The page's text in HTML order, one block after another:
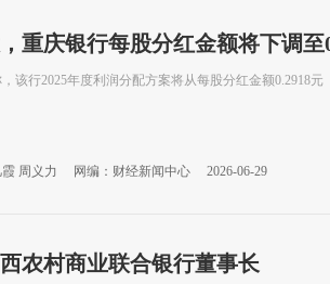
重庆银行每股分红金额将下调至
该行2025年度利润分配方案将从每股分红金额0.2918元
周义力 网编：财经新闻中心 2026-06-29
农村商业联合银行董事长